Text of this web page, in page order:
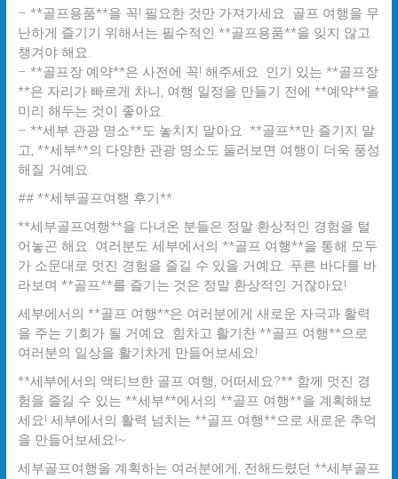
– **골프용품**을 꼭! 필요한 것만 가져가세요. 골프 여행을 무
난하게 즐기기 위해서는 필수적인 **골프용품**을 잊지 않고
챙겨야 해요.
– **골프장 예약**은 사전에 꼭! 해주세요. 인기 있는 **골프장
**은 자리가 빠르게 차니, 여행 일정을 만들기 전에 **예약**을
미리 해두는 것이 좋아요.
– **세부 관광 명소**도 놓치지 말아요. **골프**만 즐기지 말
고, **세부**의 다양한 관광 명소도 둘러보면 여행이 더욱 풍성
해질 거예요.
## **세부골프여행 후기**
**세부골프여행**을 다녀온 분들은 정말 환상적인 경험을 털
어놓곤 해요. 여러분도 세부에서의 **골프 여행**을 통해 모두
가 소문대로 멋진 경험을 즐길 수 있을 거예요. 푸른 바다를 바
라보며 **골프**를 즐기는 것은 정말 환상적인 거잖아요!
세부에서의 **골프 여행**은 여러분에게 새로운 자극과 활력
을 주는 기회가 될 거예요. 힘차고 활기찬 **골프 여행**으로
여러분의 일상을 활기차게 만들어보세요!
**세부에서의 액티브한 골프 여행, 어떠세요?** 함께 멋진 경
험을 즐길 수 있는 **세부**에서의 **골프 여행**을 계획해보
세요! 세부에서의 활력 넘치는 **골프 여행**으로 새로운 추억
을 만들어보세요!~
세부골프여행을 계획하는 여러분에게, 전해드렸던 **세부골프